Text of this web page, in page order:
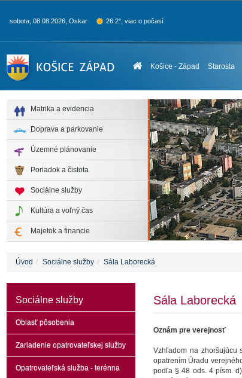
sobota, 08.08.2026, Oskar 26.2°, viac o počasí
Košice - Západ Starosta
Matrika a evidencia
Doprava a parkovanie
Územné plánovanie
Poriadok a čistota
Sociálne služby
Kultúra a voľný čas
Majetok a financie
Úvod Sociálne služby Sála Laborecká
Sociálne služby
Oblasť pôsobenia
Zariadenie opatrovateľskej služby
Opatrovateľská služba - terénna
Sála Laborecká
Oznám pre verejnosť
Vzhľadom na zhoršujúcu
opatrením Úradu
podľa § 48 ods. 4 písm.